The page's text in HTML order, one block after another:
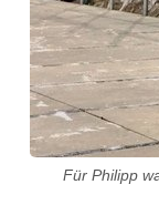
i
n
F
l
Für Philipp